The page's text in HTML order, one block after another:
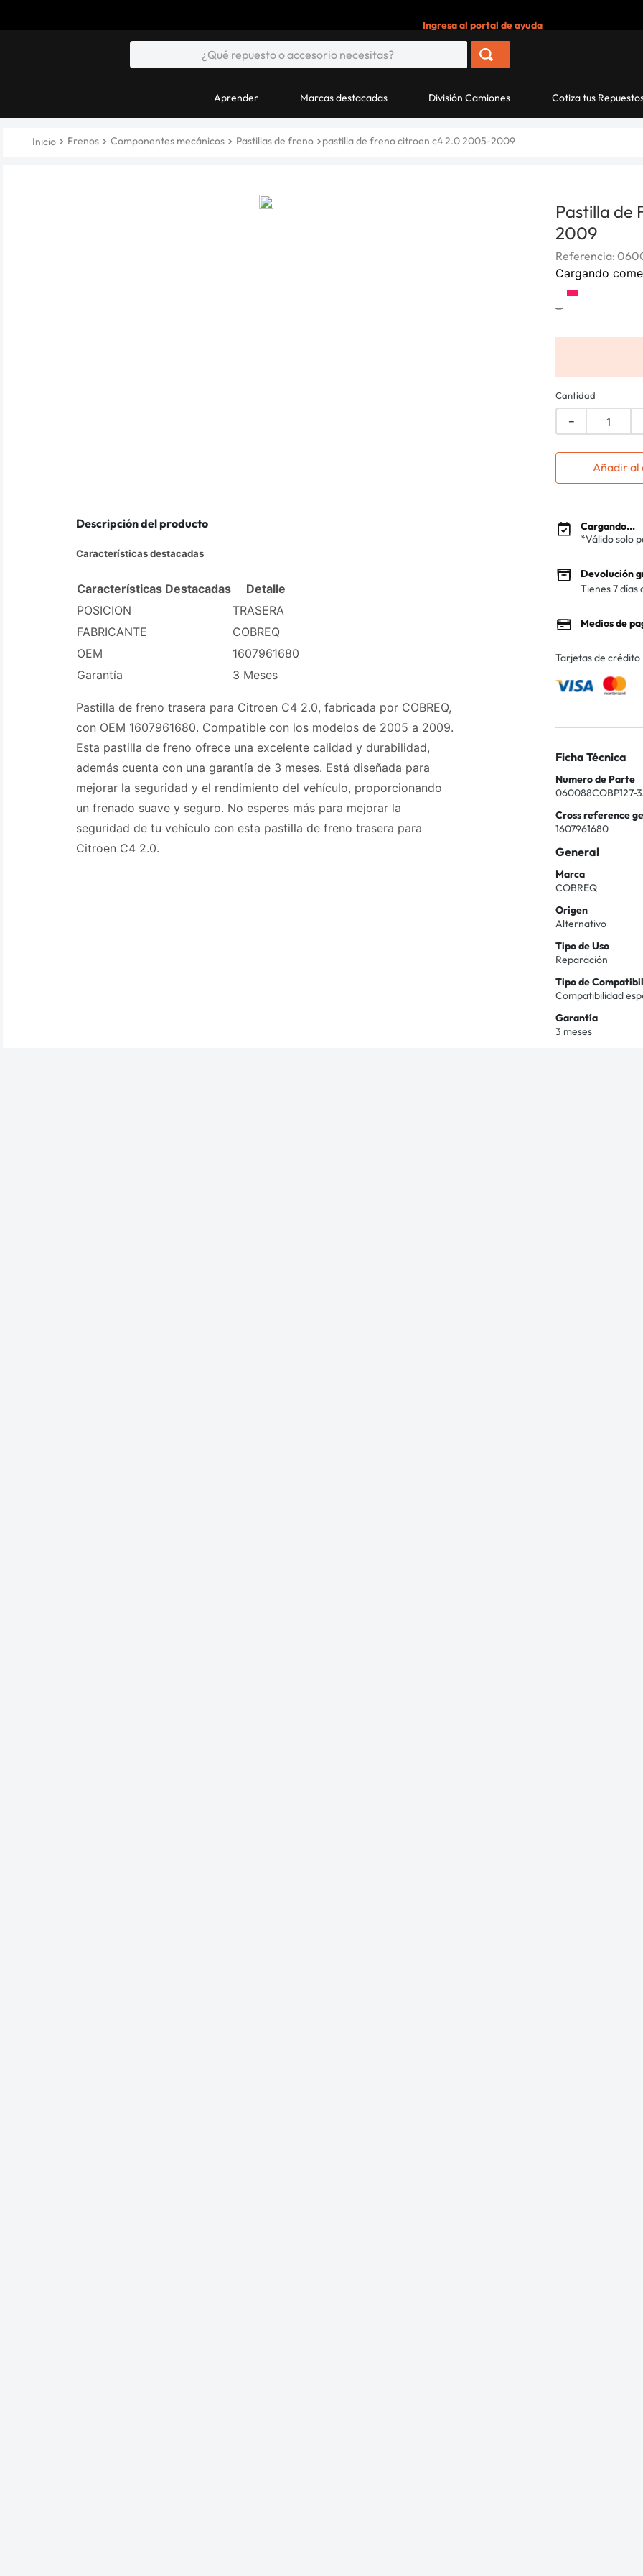
Ingresa al portal de ayuda
Aprender Marcas destacadas División Camiones Cotiza tus
Frenos Componentes mecánicos Pastillas de freno pastilla de freno citroen c4 2.0 2005-2009
Descripción del producto
Características destacadas
Características Destacadas
Detalle
POSICION
TRASERA
FABRICANTE
COBREQ
OEM
1607961680
Garantía
3 Meses
Pastilla de freno trasera para Citroen C4 2.0, fabricada por COBREQ,
con OEM 1607961680. Compatible con los modelos de 2005 a 2009.
Esta pastilla de freno ofrece una excelente calidad y durabilidad,
además cuenta con una garantía de 3 meses. Está diseñada para
mejorar la seguridad y el rendimiento del vehículo, proporcionando
un frenado suave y seguro. No esperes más para mejorar la
seguridad de tu vehículo con esta pastilla de freno trasera para
Citroen C4 2.0.
Pastilla de
2009
Referencia:
Cargando
-
Cantidad
－
Añadir
Cargando...
*Válido solo
Devolución
Tienes 7 días
Medios de
Tarjetas de crédito
Ficha Técnica
Numero de Parte
060088COBP127-
Cross reference
1607961680
General
Marca
COBREQ
Origen
Alternativo
Tipo de Uso
Reparación
Tipo de
Compatibilidad
Garantía
3 meses